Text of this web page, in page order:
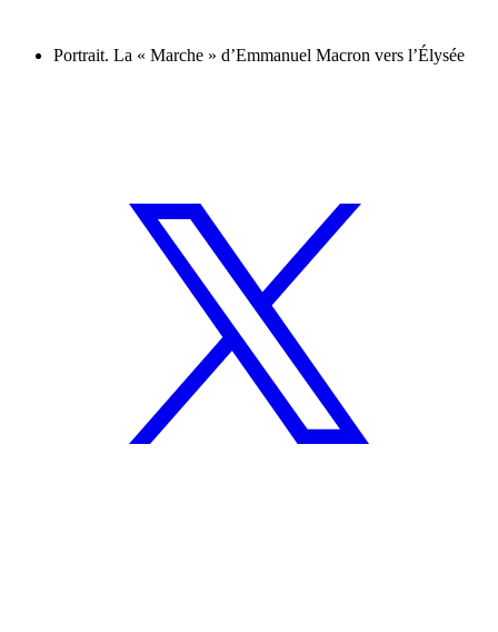
Portrait. La « Marche » d’Emmanuel Macron vers l’Élysée